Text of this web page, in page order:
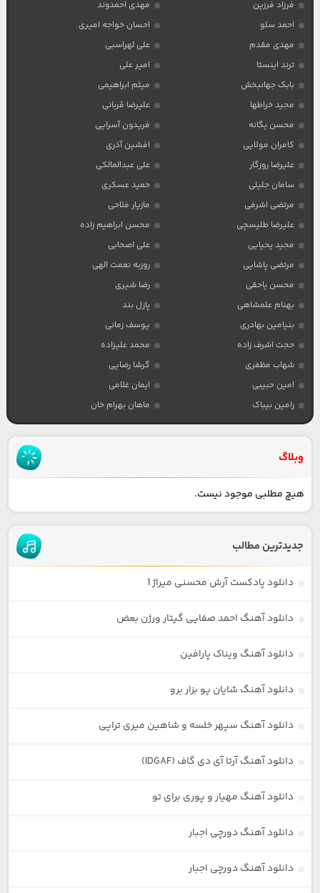
فرزاد فرزین
مهدی احمدوند
احمد سلو
احسان خواجه امیری
مهدی مقدم
علی لهراسبی
ترند اینستا
امیر علی
بابک جهانبخش
میثم ابراهیمی
مجید خراطها
علیرضا قربانی
محسن یگانه
فریدون آسرایی
کامران مولایی
افشین آذری
علیرضا روزگار
علی عبدالمالکی
سامان جلیلی
حمید عسکری
مرتضی اشرفی
مازیار فلاحی
علیرضا طلیسچی
محسن ابراهیم زاده
مجید یحیایی
علی اصحابی
مرتضی پاشایی
روزبه نعمت الهی
محسن یاحقی
رضا شیری
بهنام علمشاهی
پازل بند
بنیامین بهادری
یوسف زمانی
حجت اشرف زاده
محمد علیزاده
شهاب مظفری
گرشا رضایی
امین حبیبی
ایمان غلامی
رامین بیباک
ماهان بهرام خان
وبلاگ
هیچ مطلبی موجود نیست.
جدیدترین مطالب
دانلود پادکست آرش محسنی میراژ 1
دانلود آهنگ احمد صفایی گیتار ورژن بعض
دانلود آهنگ ویناک پارافین
دانلود آهنگ شایان یو بزار برو
دانلود آهنگ سپهر خلسه و شاهین میری تراپی
دانلود آهنگ آرتا آی دی گاف (IDGAF)
دانلود آهنگ مهیار و پوری برای تو
دانلود آهنگ دورچی اجبار
دانلود آهنگ دورچی اجبار